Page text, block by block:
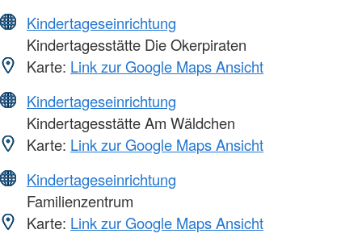
Kindertageseinrichtung
Kindertagesstätte Die Okerpiraten
Karte: Link zur Google Maps Ansicht
Kindertageseinrichtung
Kindertagesstätte Am Wäldchen
Karte: Link zur Google Maps Ansicht
Kindertageseinrichtung
Familienzentrum
Karte: Link zur Google Maps Ansicht